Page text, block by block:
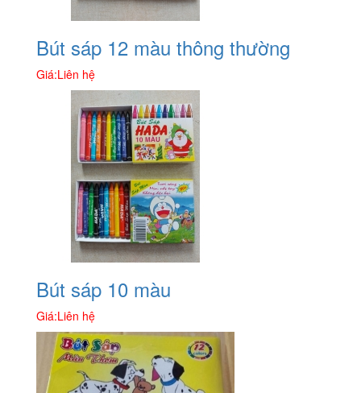
Bút sáp 12 màu thông thường
Giá:Liên hệ
Bút sáp 10 màu
Giá:Liên hệ